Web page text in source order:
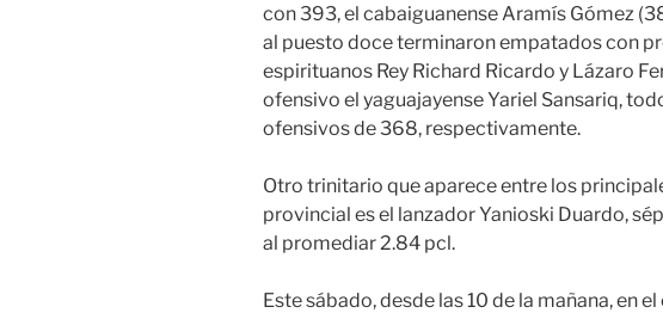
con 393, el cabaiguanense Aramís Gómez
al puesto doce terminaron empatados con
espirituanos Rey Richard Ricardo y Lázaro
ofensivo el yaguajayense Yariel Sansariq,
ofensivos de 368, respectivamente.
Otro trinitario que aparece entre los
provincial es el lanzador Yanioski Duardo,
al promediar 2.84 pcl.
Este sábado, desde las 10 de la mañana, en